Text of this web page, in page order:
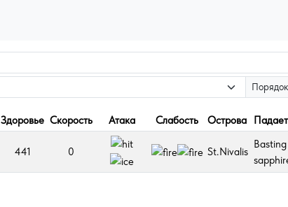
Порядок
Здоровье Скорость Атака Слабость Острова Падает
441 0 St.Nivalis